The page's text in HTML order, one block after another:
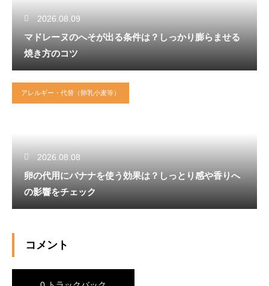
2026.08.09
マドレーヌのへそが出る条件は？しっかり膨らませる
焼き方のコツ
アレルギー・代替（卵乳小麦等）
2026.08.08
卵の代用にバナナを使う効果は？しっとり感や香りへ
の影響をチェック
コメント